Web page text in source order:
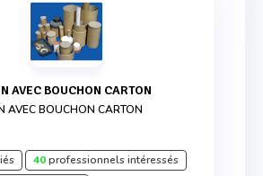
AVEC BOUCHON CARTON
AVEC BOUCHON CARTON
40professionnels intéressés